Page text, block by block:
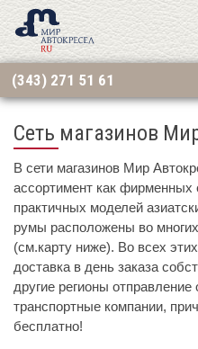
(343) 271 51 61
Сеть магазинов
В сети магазинов Мир
ассортимент как фирменных
практичных моделей
румы расположены во
(см.карту ниже). Во всех
доставка в день заказа
другие регионы
транспортные компании,
бесплатно!